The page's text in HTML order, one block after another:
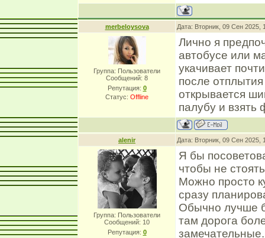
merbeloysova Дата: Вторник, 09 Сен
Группа: Пользователи
Сообщений: 8
Репутация: 0
Статус: Offline
Лично я
автобусе или
укачивает
после
открывается
палубу и взять
alenir Дата: Вторник, 09 Сен
Группа: Пользователи
Сообщений: 10
Репутация: 0
Я бы
чтобы не
Можно просто
сразу
Обычно лучше
там дорога